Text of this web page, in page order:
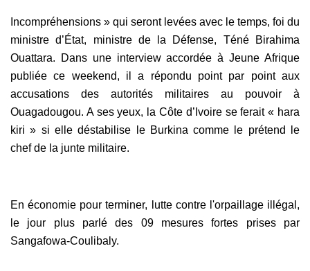
Incompréhensions » qui seront levées avec le temps, foi du
ministre d’État, ministre de la Défense, Téné Birahima
Ouattara. Dans une interview accordée à Jeune Afrique
publiée ce weekend, il a répondu point par point aux
accusations des autorités militaires au pouvoir à
Ouagadougou. A ses yeux, la Côte d’Ivoire se ferait « hara
kiri » si elle déstabilise le Burkina comme le prétend le
chef de la junte militaire.
En économie pour terminer, lutte contre l'orpaillage illégal,
le jour plus parlé des 09 mesures fortes prises par
Sangafowa-Coulibaly.